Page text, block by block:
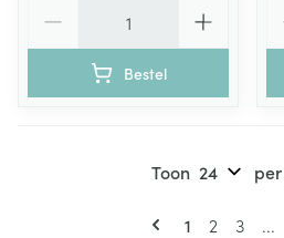
Bestel
U lees
1 Pagina
2 Pagina
3 ...
Toon